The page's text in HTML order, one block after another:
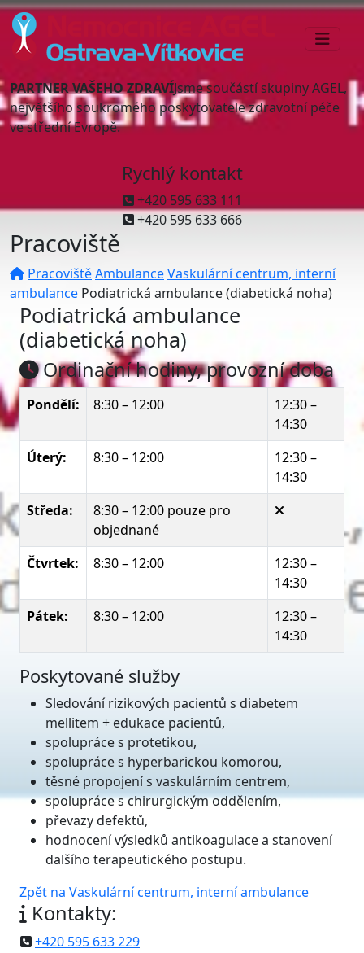
PARTNER VAŠEHO ZDRAVÍJsme součástí skupiny AGEL,
největšího soukromého poskytovatele zdravotní péče
ve střední Evropě.
Rychlý kontakt
+420 595 633 111
+420 595 633 666
Pracoviště
PracovištěAmbulanceVaskulární centrum, interní
ambulance Podiatrická ambulance (diabetická noha)
Podiatrická ambulance
(diabetická noha)
Ordinační hodiny, provozní doba
Pondělí: 8:30 – 12:00
12:30 –
14:30
Úterý:
8:30 – 12:00
12:30 –
14:30
Středa:
8:30 – 12:00 pouze pro
objednané
Čtvrtek:
8:30 – 12:00
12:30 –
14:30
Pátek:
8:30 – 12:00
12:30 –
14:30
Poskytované služby
Sledování rizikových pacientů s diabetem
mellitem + edukace pacientů,
spolupráce s protetikou,
spolupráce s hyperbarickou komorou,
těsné propojení s vaskulárním centrem,
spolupráce s chirurgickým oddělením,
převazy defektů,
hodnocení výsledků antikoagulace a stanovení
dalšího terapeutického postupu.
Zpět na Vaskulární centrum, interní ambulance
Kontakty:
+420 595 633 229